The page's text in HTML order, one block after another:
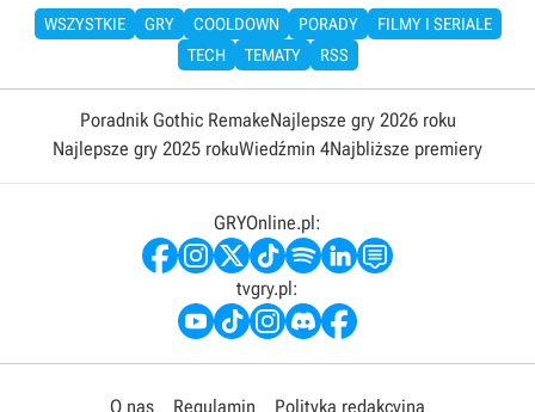
WSZYSTKIE GRY COOLDOWN PORADY
FILMY I SERIALE
TECH
TEMATY RSS
Poradnik Gothic RemakeNajlepsze gry 2026 roku
Najlepsze gry 2025 rokuWiedźmin 4Najbliższe premiery
GRYOnline.pl:
tvgry.pl:
O nas Regulamin Polityka redakcyjna